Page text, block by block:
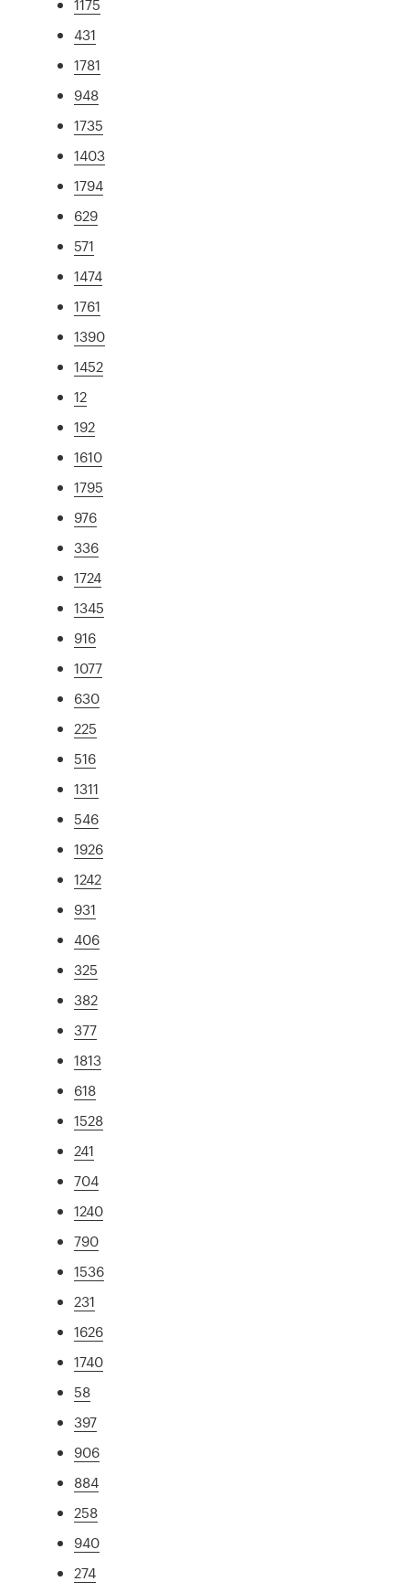
1175
431
1781
948
1735
1403
1794
629
571
1474
1761
1390
1452
12
192
1610
1795
976
336
1724
1345
916
1077
630
225
516
1311
546
1926
1242
931
406
325
382
377
1813
618
1528
241
704
1240
790
1536
231
1626
1740
58
397
906
884
258
940
274